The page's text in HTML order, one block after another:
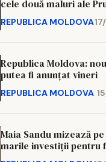
cele două maluri ale
REPUBLICA MOLDOVA
Republica Moldova:
putea fi anunțat vineri
REPUBLICA MOLDOVA
Maia Sandu mizează
marile investiții pentru